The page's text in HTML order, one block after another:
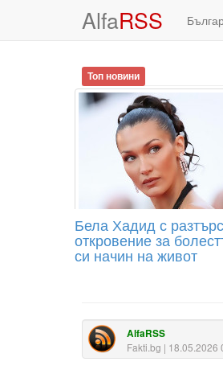
AlfaRSS
Топ новини
Бела Хадид с
откровение за
си начин на живот
AlfaRSS
Fakti.bg | 18.05.2026